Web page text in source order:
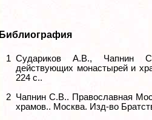
Библиография
1 Судариков А.В., Чапнин
действующих монастырей и
224 с..
2 Чапнин С.В.. Православная
храмов.. Москва. Изд-во